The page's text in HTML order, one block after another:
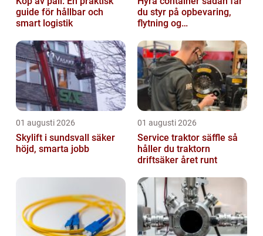
guide för hållbar och
smart logistik
du styr på opbevaring,
flytning og
01 augusti 2026
Skylift i sundsvall säker
höjd, smarta jobb
01 augusti 2026
Service traktor säffle så
håller du traktorn
driftsäker året runt